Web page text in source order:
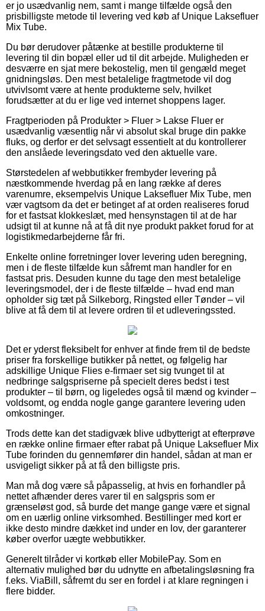
er jo usædvanlig nem, samt i mange tilfælde også den
prisbilligste metode til levering ved køb af Unique Laksefluer
Mix Tube.
Du bør derudover påtænke at bestille produkterne til
levering til din bopæl eller ud til dit arbejde. Muligheden er
desværre en sjat mere bekostelig, men til gengæld meget
gnidningsløs. Den mest betalelige fragtmetode vil dog
utvivlsomt være at hente produkterne selv, hvilket
forudsætter at du er lige ved internet shoppens lager.
Fragtperioden på Produkter > Fluer > Lakse Fluer er
usædvanlig væsentlig når vi absolut skal bruge din pakke
fluks, og derfor er det selvsagt essentielt at du kontrollerer
den anslåede leveringsdato ved den aktuelle vare.
Størstedelen af webbutikker frembyder levering på
næstkommende hverdag på en lang række af deres
varenumre, eksempelvis Unique Laksefluer Mix Tube, men
vær vagtsom da det er betinget af at orden realiseres forud
for et fastsat klokkeslæt, med hensynstagen til at de har
udsigt til at kunne nå at få dit nye produkt pakket forud for at
logistikmedarbejderne får fri.
Enkelte online forretninger lover levering uden beregning,
men i de fleste tilfælde kun såfremt man handler for en
fastsat pris. Desuden kunne du tage den mest betalelige
leveringsmodel, der i de fleste tilfælde – hvad end man
opholder sig tæt på Silkeborg, Ringsted eller Tønder – vil
blive at få dem til at levere ordren til et udleveringssted.
Det er yderst fleksibelt for enhver at finde frem til de bedste
priser fra forskellige butikker på nettet, og følgelig har
adskillige Unique Flies e-firmaer set sig tvunget til at
nedbringe salgspriserne på specielt deres bedst i test
produkter – til børn, og ligeledes også til mænd og kvinder –
voldsomt, og endda nogle gange garantere levering uden
omkostninger.
Trods dette kan det stadigvæk blive udbytterigt at efterprøve
en række online firmaer efter rabat på Unique Laksefluer Mix
Tube forinden du gennemfører din handel, sådan at man er
usvigeligt sikker på at få den billigste pris.
Man må dog være så påpasselig, at hvis en forhandler på
nettet afhænder deres varer til en salgspris som er
grænseløst god, så burde det mange gange være et signal
om en uærlig online virksomhed. Bestillinger med kort er
ikke desto mindre dækket ind under en lov, der garanterer
køber overfor uægte webbutikker.
Generelt tilråder vi kortkøb eller MobilePay. Som en
alternativ mulighed bør du udnytte en afbetalingsløsning fra
f.eks. ViaBill, såfremt du ser en fordel i at klare regningen i
flere bidder.